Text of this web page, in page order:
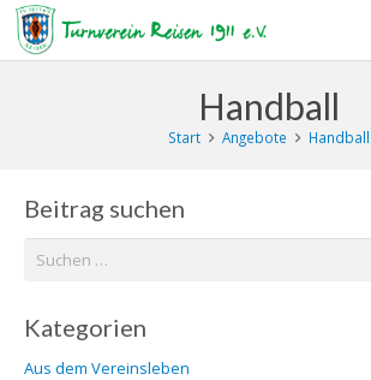
Handball
Start Angebote Handball
Beitrag suchen
Suchen
Kategorien
Aus dem Vereinsleben